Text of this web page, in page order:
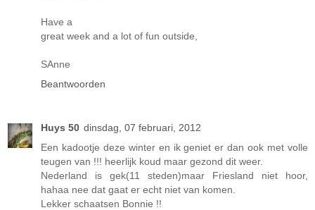
Have a
great week and a lot of fun outside,
SAnne
Beantwoorden
Huys 50 dinsdag, 07 februari, 2012
Een kadootje deze winter en ik geniet er dan ook met volle
teugen van !!! heerlijk koud maar gezond dit weer.
Nederland is gek(11 steden)maar Friesland niet hoor,
hahaa nee dat gaat er echt niet van komen.
Lekker schaatsen Bonnie !!